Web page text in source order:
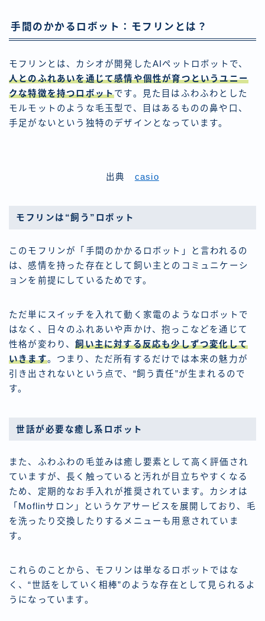
手間のかかるロボット：モフリンとは？
モフリンとは、カシオが開発したAIペットロボットで、
人とのふれあいを通じて感情や個性が育つというユニー
クな特徴を持つロボットです。見た目はふわふわとした
モルモットのような毛玉型で、目はあるものの鼻や口、
手足がないという独特のデザインとなっています。
出典 casio
モフリンは“飼う”ロボット
このモフリンが「手間のかかるロボット」と言われるの
は、感情を持った存在として飼い主とのコミュニケーシ
ョンを前提にしているためです。
ただ単にスイッチを入れて動く家電のようなロボットで
はなく、日々のふれあいや声かけ、抱っこなどを通じて
性格が変わり、飼い主に対する反応も少しずつ変化して
いきます。つまり、ただ所有するだけでは本来の魅力が
引き出されないという点で、“飼う責任”が生まれるので
す。
世話が必要な癒し系ロボット
また、ふわふわの毛並みは癒し要素として高く評価され
ていますが、長く触っていると汚れが目立ちやすくなる
ため、定期的なお手入れが推奨されています。カシオは
「Moflinサロン」というケアサービスを展開しており、毛
を洗ったり交換したりするメニューも用意されていま
す。
これらのことから、モフリンは単なるロボットではな
く、“世話をしていく相棒”のような存在として見られるよ
うになっています。